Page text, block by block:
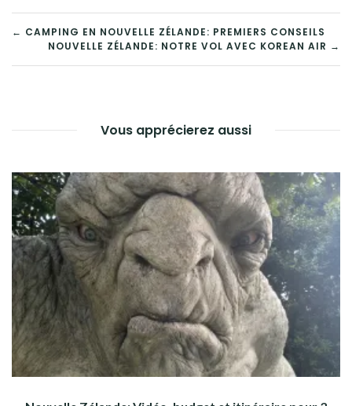
NAVIGATION
DE
← CAMPING EN NOUVELLE ZÉLANDE: PREMIERS CONSEILS
NOUVELLE ZÉLANDE: NOTRE VOL AVEC KOREAN AIR →
Vous apprécierez aussi